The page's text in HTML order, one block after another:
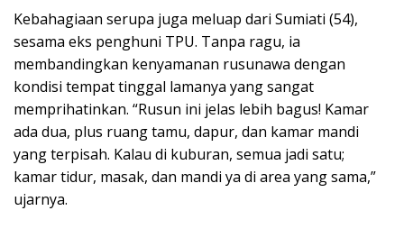
Kebahagiaan serupa juga meluap dari Sumiati (54),
sesama eks penghuni TPU. Tanpa ragu, ia
membandingkan kenyamanan rusunawa dengan
kondisi tempat tinggal lamanya yang sangat
memprihatinkan. “Rusun ini jelas lebih bagus! Kamar
ada dua, plus ruang tamu, dapur, dan kamar mandi
yang terpisah. Kalau di kuburan, semua jadi satu;
kamar tidur, masak, dan mandi ya di area yang sama,”
ujarnya.